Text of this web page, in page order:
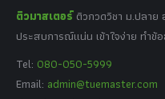
ติวมาสเตอร์ ติวกวดวิชา ม.ปลา
ประสบการณ์แน่น เข้าใจง่าย ทำข้
Tel: 080-050-5999
Email: admin@tuemaster.com